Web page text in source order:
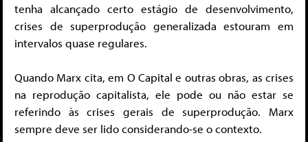
tenha alcançado certo estágio de desenvolvimento,
crises de superprodução generalizada estouram em
intervalos quase regulares.
Quando Marx cita, em O Capital e outras obras, as crises
na reprodução capitalista, ele pode ou não estar se
referindo às crises gerais de superprodução. Marx
sempre deve ser lido considerando-se o contexto.